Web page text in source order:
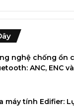
nghệ chống ồn
ANC, ENC
máy tính Edifier: